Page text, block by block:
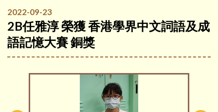
2022-09-23
2B任雅淳 榮獲 香港學界中文詞語及成
語記憶大賽 銅獎